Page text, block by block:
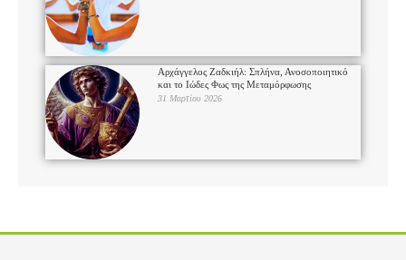
Αρχάγγελος Ζαδκιήλ: Σπλήνα, Ανοσοποιητικό
και το Ιώδες Φως της Μεταμόρφωσης
31 Μαρτίου 2026